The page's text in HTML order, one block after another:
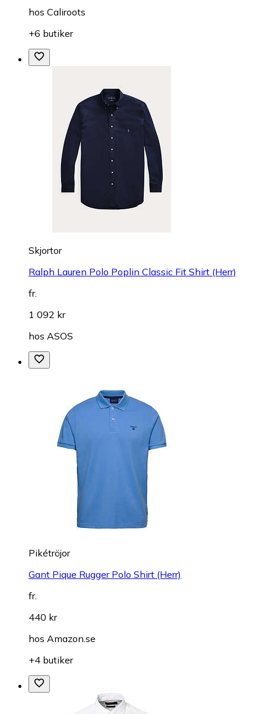
hos Caliroots
+6 butiker
Skjortor
Ralph Lauren Polo Poplin Classic Fit Shirt (Herr)
fr.
1 092 kr
hos ASOS
Pikétröjor
Gant Pique Rugger Polo Shirt (Herr)
fr.
440 kr
hos Amazon.se
+4 butiker